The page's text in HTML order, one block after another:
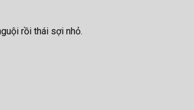
rồi thái sợi nhỏ.